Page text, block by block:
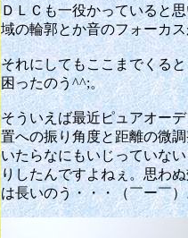
ＤＬＣも一役かっていると
域の輪郭とか音のフォーカ
それにしてもここまでくる
困ったのう^^;。
そういえば最近ピュアオー
置への振り角度と距離の微
いたらなにもいじっていな
りしたんですよねぇ。思わ
は長いのう・・・（￣ー￣